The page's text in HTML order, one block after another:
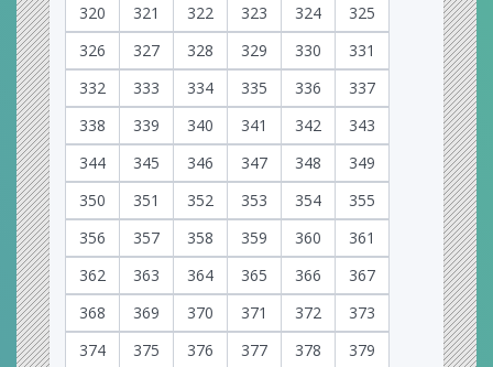
320
321 322 323 324
325
326
327 328 329 330
331
332
333 334 335 336
337
338
339 340 341 342
343
344
345 346 347 348
349
350
351 352 353 354
355
356
357 358 359 360
361
362
363 364 365 366
367
368
369 370 371 372
373
374
375 376 377 378 379